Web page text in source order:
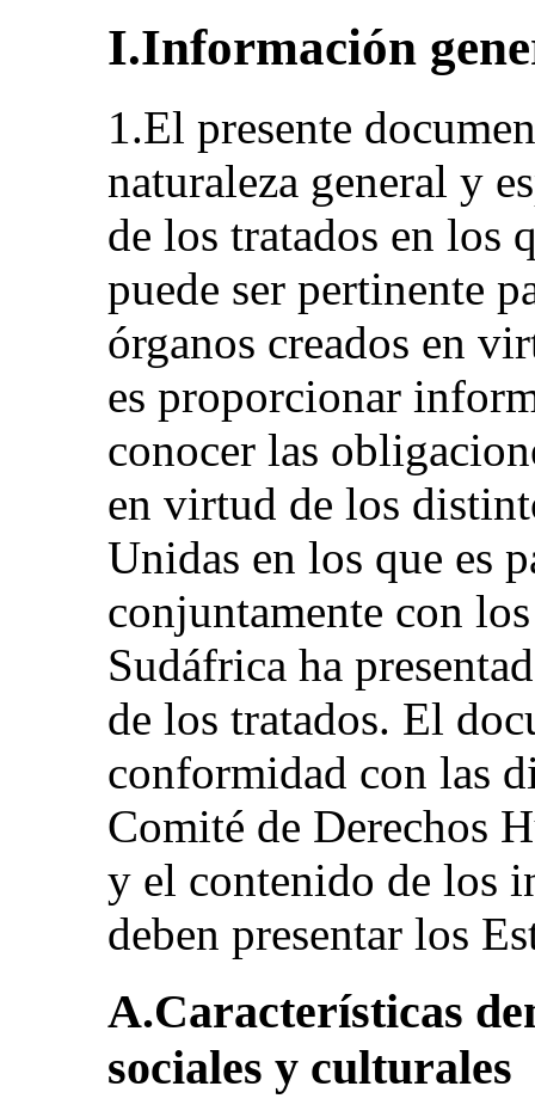
I.Información
1.El presente
naturaleza general y
de los tratados en los
puede ser pertinente
órganos creados en
es proporcionar
conocer las
en virtud de los
Unidas en los que es
conjuntamente con
Sudáfrica ha
de los tratados. El
conformidad con las
Comité de Derechos
y el contenido de los
deben presentar los
A.Características
sociales y culturales